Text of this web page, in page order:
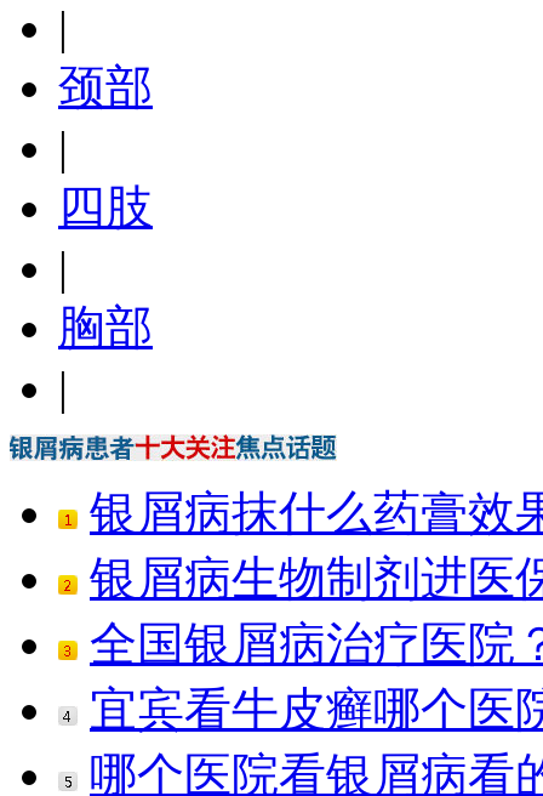
|
颈部
|
四肢
|
胸部
|
银屑病抹什么药膏效
银屑病生物制剂进医
全国银屑病治疗医院
宜宾看牛皮癣哪个医
哪个医院看银屑病看